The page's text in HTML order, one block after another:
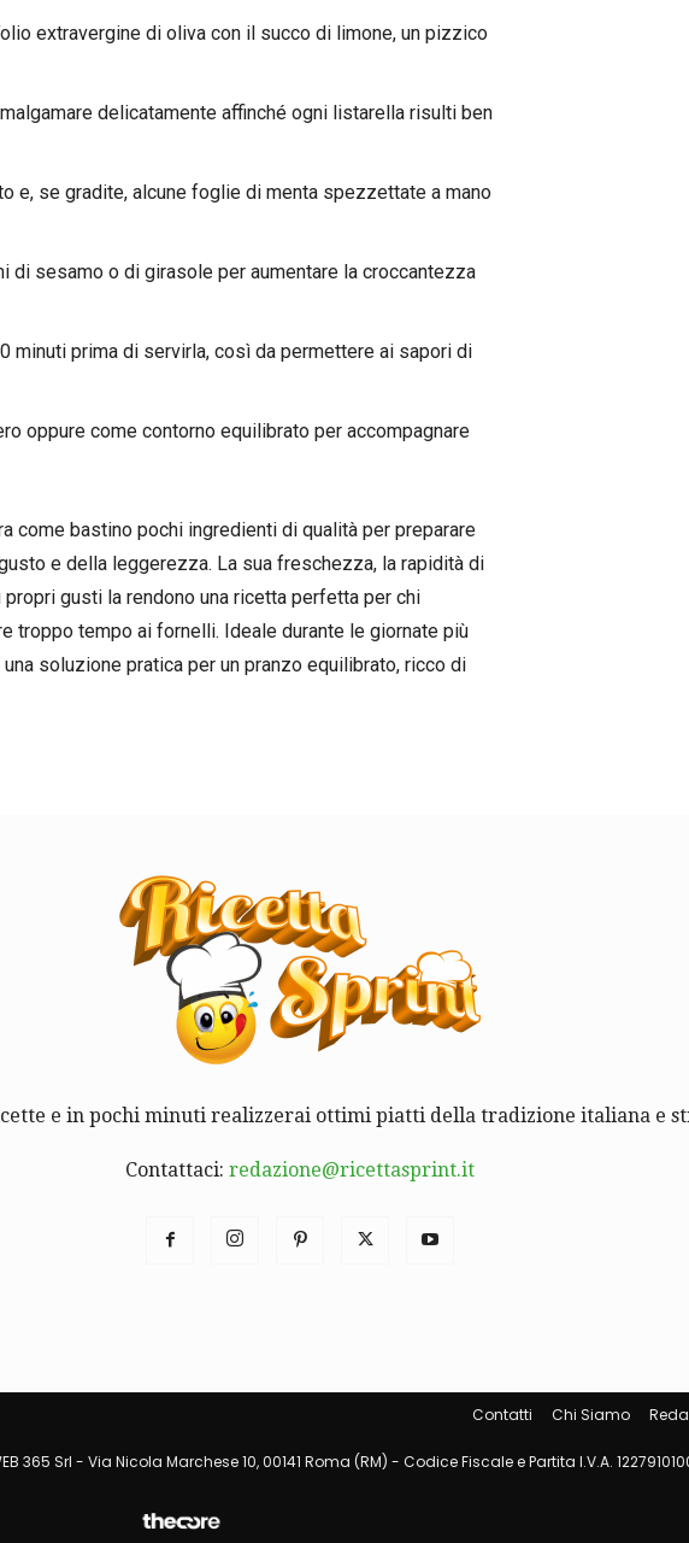
extravergine di oliva con il succo di limone, un pizzico
delicatamente affinché ogni listarella risulti ben
e, se gradite, alcune foglie di menta spezzettate a mano
di sesamo o di girasole per aumentare la croccantezza
minuti prima di servirla, così da permettere ai sapori di
oppure come contorno equilibrato per accompagnare
come bastino pochi ingredienti di qualità per preparare
e della leggerezza. La sua freschezza, la rapidità di
gusti la rendono una ricetta perfetta per chi
troppo tempo ai fornelli. Ideale durante le giornate più
soluzione pratica per un pranzo equilibrato, ricco di
e in pochi minuti realizzerai ottimi piatti della tradizione italiana e
Contattaci: redazione@ricettasprint.it
Contatti Chi Siamo
Srl - Via Nicola Marchese 10, 00141 Roma (RM) - Codice Fiscale e Partita I.V.A.